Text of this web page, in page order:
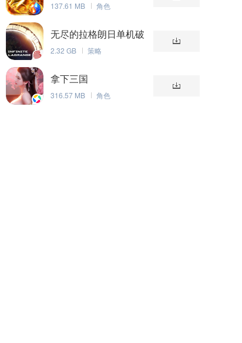
137.61 MB 角色
无尽的拉格朗日单机破
解版
2.32 GB 策略
拿下三国
316.57 MB 角色